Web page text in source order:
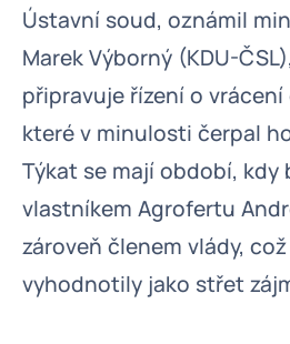
Ústavní soud, oznámil
Marek Výborný (KDU-
připravuje řízení o
které v minulosti čerpal
Týkat se mají období, kdy
vlastníkem Agrofertu
zároveň členem vlády,
vyhodnotily jako střet